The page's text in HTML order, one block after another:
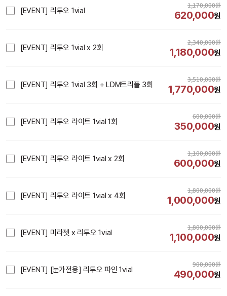
[EVENT] 리투오 1vial
1,170,000원
620,000원
[EVENT] 리투오 1vial x 2회
2,340,000원
1,180,000원
[EVENT] 리투오 1vial 3회 + LDM트리플 3회
3,510,000원
1,770,000원
[EVENT] 리투오 라이트 1vial 1회
600,000원
350,000원
[EVENT] 리투오 라이트 1vial x 2회
1,100,000원
600,000원
[EVENT] 리투오 라이트 1vial x 4회
1,800,000원
1,000,000원
[EVENT] 미라젯 x 리투오 1vial
1,800,000원
1,100,000원
[EVENT] [눈가전용] 리투오 파인 1vial
900,000원
490,000원